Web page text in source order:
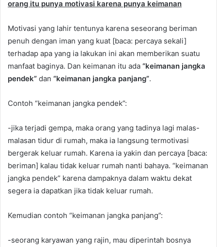
orang itu punya motivasi karena punya keimanan
Motivasi yang lahir tentunya karena seseorang beriman
penuh dengan iman yang kuat [baca: percaya sekali]
terhadap apa yang ia lakukan ini akan memberikan suatu
manfaat baginya. Dan keimanan itu ada “keimanan jangka
pendek” dan “keimanan jangka panjang”.
Contoh “keimanan jangka pendek”:
-jika terjadi gempa, maka orang yang tadinya lagi malas-
malasan tidur di rumah, maka ia langsung termotivasi
bergerak keluar rumah. Karena ia yakin dan percaya [baca:
beriman] kalau tidak keluar rumah nanti bahaya. “keimanan
jangka pendek” karena dampaknya dalam waktu dekat
segera ia dapatkan jika tidak keluar rumah.
Kemudian contoh “keimanan jangka panjang”:
-seorang karyawan yang rajin, mau diperintah bosnya